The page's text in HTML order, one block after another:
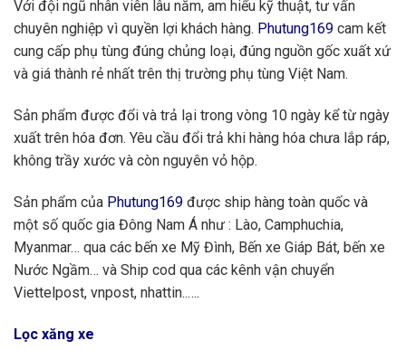
Với đội ngũ nhân viên lâu năm, am hiểu kỹ thuật, tư vấn
chuyên nghiệp vì quyền lợi khách hàng. Phutung169 cam kết
cung cấp phụ tùng đúng chủng loại, đúng nguồn gốc xuất xứ
và giá thành rẻ nhất trên thị trường phụ tùng Việt Nam.
Sản phẩm được đổi và trả lại trong vòng 10 ngày kể từ ngày
xuất trên hóa đơn. Yêu cầu đổi trả khi hàng hóa chưa lắp ráp,
không trầy xước và còn nguyên vỏ hộp.
Sản phẩm của Phutung169 được ship hàng toàn quốc và
một số quốc gia Đông Nam Á như : Lào, Camphuchia,
Myanmar… qua các bến xe Mỹ Đình, Bến xe Giáp Bát, bến xe
Nước Ngầm… và Ship cod qua các kênh vận chuyển
Viettelpost, vnpost, nhattin..….
Lọc xăng xe